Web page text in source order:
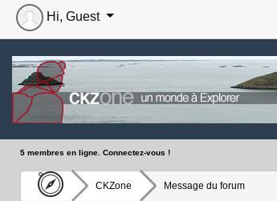
Hi, Guest
5 membres en ligne. Connectez-vous !
CKZone Message du forum